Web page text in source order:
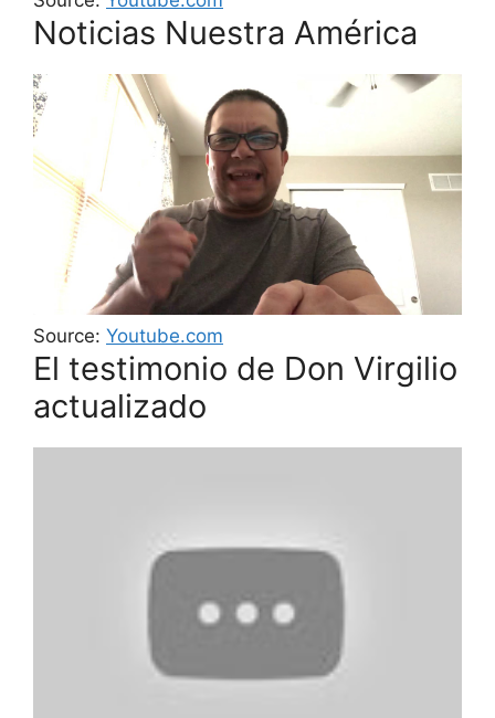
Noticias Nuestra América
Source: Youtube.com
El testimonio de Don Virgilio
actualizado